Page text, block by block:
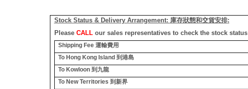
Stock Status & Delivery Arrangement: 庫存狀態和交貨安排:
Please CALLour sales representatives to check the stock status
Shipping Fee 運輸費用
To Hong Kong Island 到港島
To Kowloon 到九龍
To New Territories 到新界